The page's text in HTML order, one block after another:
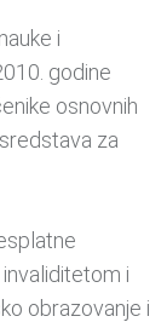
i
godine
osnovnih
za
i
obrazovanje i